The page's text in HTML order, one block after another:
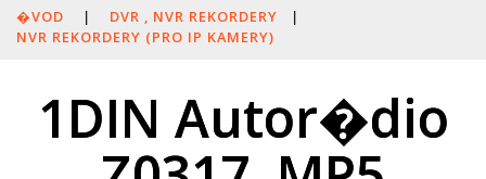
�VOD | DVR , NVR REKORDERY
|
NVR REKORDERY (PRO IP KAMERY)
1DIN Autor�dio